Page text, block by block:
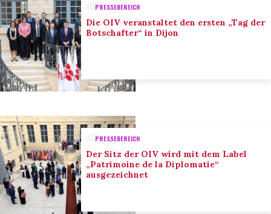
PRESSEBEREICH
Die OIV veranstaltet den ersten „Tag der
Botschafter“ in Dijon
PRESSEBEREICH
Der Sitz der OIV wird mit dem Label
„Patrimoine de la Diplomatie“
ausgezeichnet